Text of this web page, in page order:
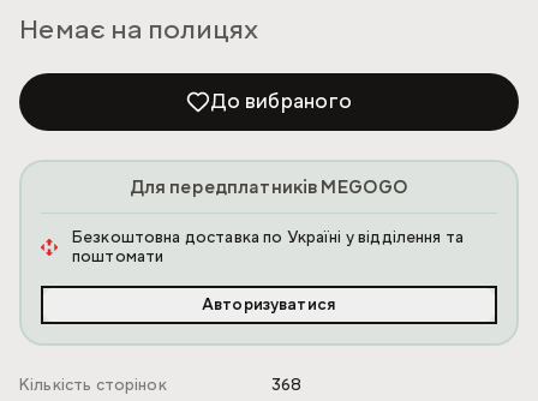
Немає на полицях
До вибраного
Для передплатників MEGOGO
Безкоштовна доставка по Україні у відділення та
поштомати
Авторизуватися
Кількість сторінок
368